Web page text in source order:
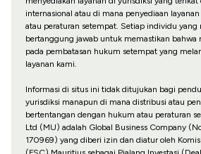
internasional atau di mana penyediaan
atau peraturan setempat. Setiap individu yang
bertanggung jawab untuk memastikan bahwa
pada pembatasan hukum setempat yang
layanan kami.
Informasi di situs ini tidak ditujukan bagi
yurisdiksi manapun di mana distribusi atau
bertentangan dengan hukum atau peraturan
Ltd (MU) adalah Global Business Company
170969) yang diberi izin dan diatur oleh